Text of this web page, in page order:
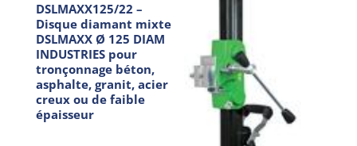
DSLMAXX125/22 –
Disque diamant mixte
DSLMAXX Ø 125 DIAM
INDUSTRIES pour
tronçonnage béton,
asphalte, granit, acier
creux ou de faible
épaisseur